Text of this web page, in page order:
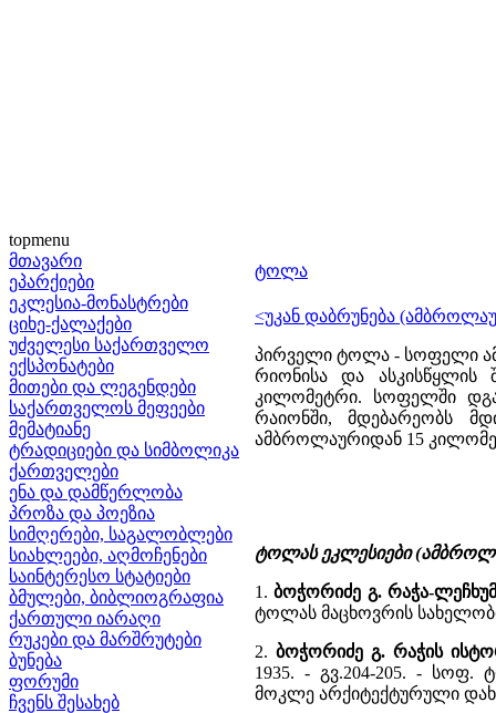
topmenu
მთავარი
ეპარქიები
ეკლესია-მონასტრები
ციხე-ქალაქები
უძველესი საქართველო
ექსპონატები
მითები და ლეგენდები
საქართველოს მეფეები
მემატიანე
ტრადიციები და სიმბოლიკა
ქართველები
ენა და დამწერლობა
პროზა და პოეზია
სიმღერები, საგალობლები
სიახლეები, აღმოჩენები
საინტერესო სტატიები
ბმულები, ბიბლიოგრაფია
ქართული იარაღი
რუკები და მარშრუტები
ბუნება
ფორუმი
ჩვენს შესახებ
ტოლა
<უკან დაბრუნება
პირველი ტოლა - სოფელი
რიონისა და ასკისწყლის
კილომეტრი. სოფელში
რაიონში, მდებარეობს
ამბროლაურიდან 15
ტოლას ეკლესიები
1.ბოჭორიძე გ. რაჭა-
ტოლას მაცხოვრის
2. ბოჭორიძე გ. რაჭის
1935. - გვ.204-205. - სოფ.
მოკლე არქიტექტურული